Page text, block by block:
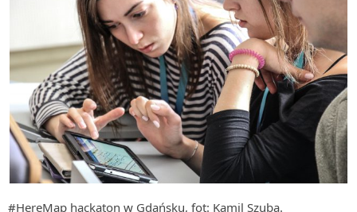
Inne
DEV
C++
Elementarz Java
Pascal
WEB
.htaccess
HTML 5
CSS 3
#HereMap hackaton w Gdańsku, fot: Kamil Szuba.